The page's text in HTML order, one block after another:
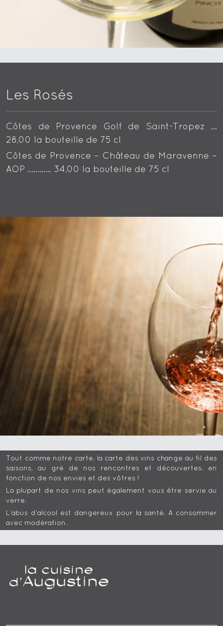
Les Rosés
Côtes de Provence Golf de Saint-Tropez …
28,00 la bouteille de 75 cl
Côtes de Provence – Château de Maravenne –
AOP ………… 34,00 la bouteille de 75 cl
Tout comme notre carte, la carte des vins change au fil des
saisons, au gré de nos rencontres et découvertes, en
fonction de nos envies et des vôtres !
La plupart de nos vins peut également vous être servie au
verre.
L’abus d’alcool est dangereux pour la santé. A consommer
avec modération.